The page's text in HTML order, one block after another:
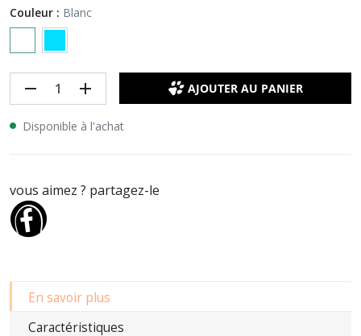
Couleur : Blanc
remove add AJOUTER AU PANIER
Disponible à l'achat
vous aimez ? partagez-le
En savoir plus
Caractéristiques